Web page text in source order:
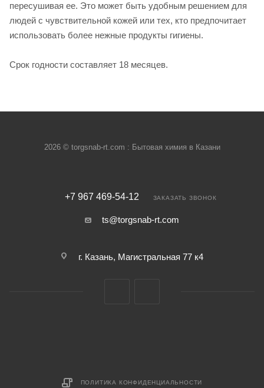
пересушивая ее. Это может быть удобным решением для
людей с чувствительной кожей или тех, кто предпочитает
использовать более нежные продукты гигиены.
Срок годности составляет 18 месяцев.
2026 © torgsnab-rt.com : Бытовая химия в Казани
+7 967 469-54-12 ЗАКАЗАТЬ ЗВОНОК
ts@torgsnab-rt.com
г. Казань, Магистральная 77 к4
ПОЛИТИКА КОНФИДЕНЦИАЛЬНОСТИ